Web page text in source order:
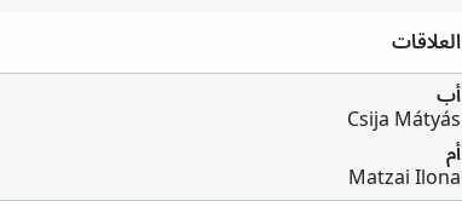
العلاقات
أب
Csija Mátyás
أم
Matzai Ilona